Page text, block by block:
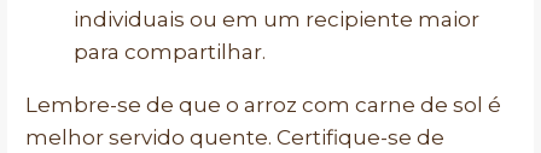
individuais ou em um recipiente maior
para compartilhar.
Lembre-se de que o arroz com carne de sol é
melhor servido quente. Certifique-se de